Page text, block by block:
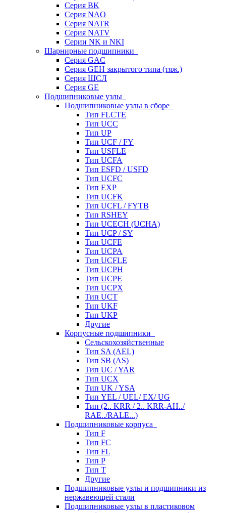
Серия BK
Серия NAO
Серия NATR
Серия NATV
Серии NK и NKI
Шарнирные подшипники
Серия GAC
Серия GEH закрытого типа (тяж.)
Серия ШСЛ
Серия GE
Подшипниковые узлы
Подшипниковые узлы в сборе
Тип FLCTE
Тип UCC
Тип UP
Тип UCF / FY
Тип USFLE
Тип UCFA
Тип ESFD / USFD
Тип UCFC
Тип EXP
Тип UCFK
Тип UCFL / FYTB
Тип RSHEY
Тип UCECH (UCHA)
Тип UCP / SY
Тип UCFE
Тип UCPA
Тип UCFLE
Тип UCPH
Тип UCPE
Тип UCPX
Тип UCT
Тип UKF
Тип UKP
Другие
Корпусные подшипники
Сельскохозяйственные
Тип SA (AEL)
Тип SB (AS)
Тип UC / YAR
Тип UCX
Тип UK / YSA
Тип YEL / UEL/ EX/ UG
Тип (2.. KRR / 2.. KRR-AH../
RAE../RALE...)
Подшипниковые корпуса
Тип F
Тип FC
Тип FL
Тип P
Тип T
Другие
Подшипниковые узлы и подшипники из
нержавеющей стали
Подшипниковые узлы в пластиковом